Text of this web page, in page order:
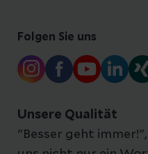
Folgen Sie uns
Unsere Qualität
"Besser geht